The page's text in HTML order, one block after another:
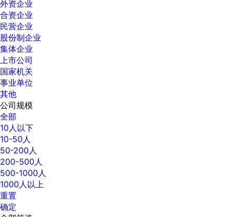
外资企业
合资企业
民营企业
股份制企业
集体企业
上市公司
国家机关
事业单位
其他
公司规模
全部
10人以下
10-50人
50-200人
200-500人
500-1000人
1000人以上
重置
确定